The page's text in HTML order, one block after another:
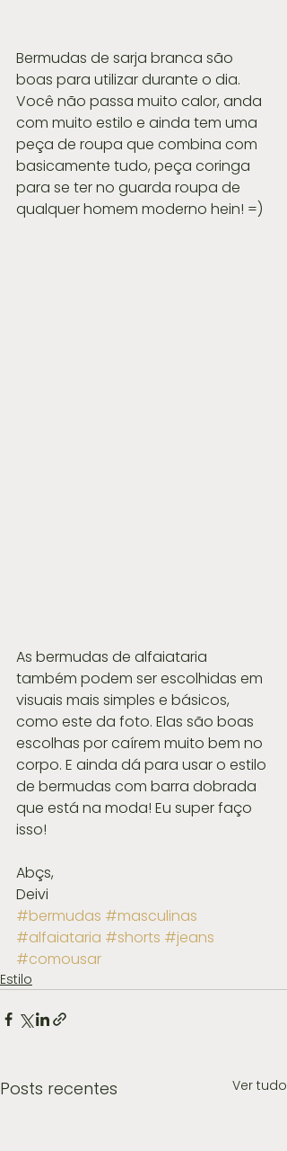
Bermudas de sarja branca são
boas para utilizar durante o dia.
Você não passa muito calor, anda
com muito estilo e ainda tem uma
peça de roupa que combina com
basicamente tudo, peça coringa
para se ter no guarda roupa de
qualquer homem moderno hein! =)
As bermudas de alfaiataria
também podem ser escolhidas em
visuais mais simples e básicos,
como este da foto. Elas são boas
escolhas por caírem muito bem no
corpo. E ainda dá para usar o estilo
de bermudas com barra dobrada
que está na moda! Eu super faço
isso!
Abçs,
Deivi
#bermudas #masculinas
#alfaiataria #shorts #jeans
#comousar
Estilo
Posts recentes Ver tudo